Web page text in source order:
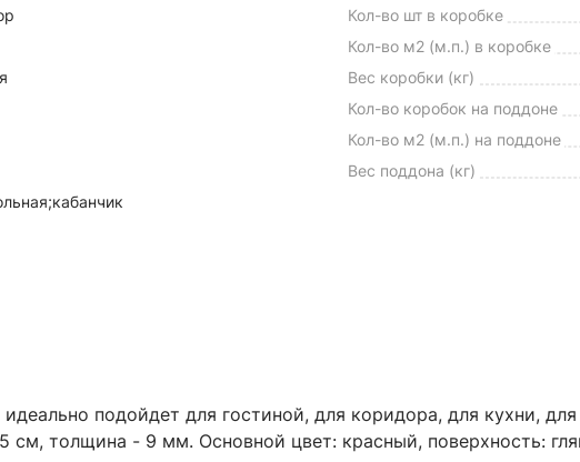
Кол-во шт в коробке
Кол-во м2 (м.п.) в коробке
Вес коробки (кг)
Кол-во коробок на поддоне
Кол-во м2 (м.п.) на поддоне
Вес поддона (кг)
подойдет для гостиной, для коридора, для кухни,
см, толщина - 9 мм. Основной цвет: красный, поверхность: